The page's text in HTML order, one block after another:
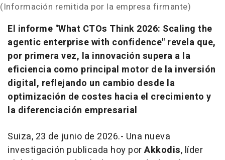
(Información remitida por la empresa firmante)
El informe "What CTOs Think 2026: Scaling the
agentic enterprise with confidence" revela que,
por primera vez, la innovación supera a la
eficiencia como principal motor de la inversión
digital, reflejando un cambio desde la
optimización de costes hacia el crecimiento y
la diferenciación empresarial
Suiza, 23 de junio de 2026.- Una nueva
investigación publicada hoy porAkkodis, líder